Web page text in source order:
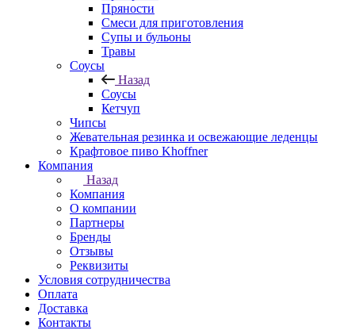
Пряности
Смеси для приготовления
Супы и бульоны
Травы
Соусы
Назад
Соусы
Кетчуп
Чипсы
Жевательная резинка и освежающие леденцы
Крафтовое пиво Khoffner
Компания
Назад
Компания
О компании
Партнеры
Бренды
Отзывы
Реквизиты
Условия сотрудничества
Оплата
Доставка
Контакты